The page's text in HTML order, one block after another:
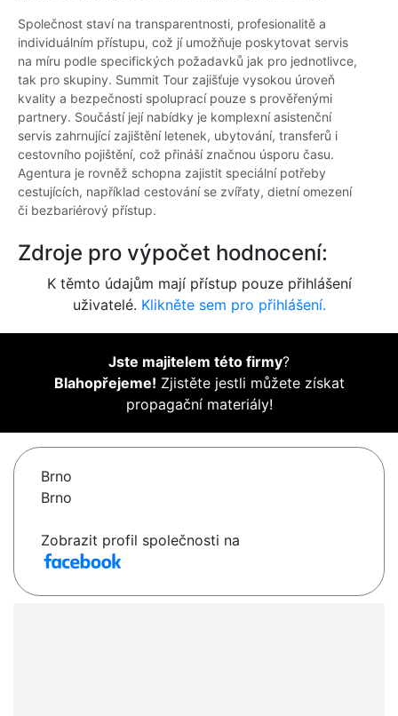
Společnost staví na transparentnosti, profesionalitě a
individuálním přístupu, což jí umožňuje poskytovat servis
na míru podle specifických požadavků jak pro jednotlivce,
tak pro skupiny. Summit Tour zajišťuje vysokou úroveň
kvality a bezpečnosti spoluprací pouze s prověřenými
partnery. Součástí její nabídky je komplexní asistenční
servis zahrnující zajištění letenek, ubytování, transferů i
cestovního pojištění, což přináší značnou úsporu času.
Agentura je rovněž schopna zajistit speciální potřeby
cestujících, například cestování se zvířaty, dietní omezení
či bezbariérový přístup.
Zdroje pro výpočet hodnocení:
K těmto údajům mají přístup pouze přihlášení
uživatelé. Klikněte sem pro přihlášení.
Jste majitelem této firmy?
Blahopřejeme! Zjistěte jestli můžete získat
propagační materiály!
Brno
Brno
Zobrazit profil společnosti na